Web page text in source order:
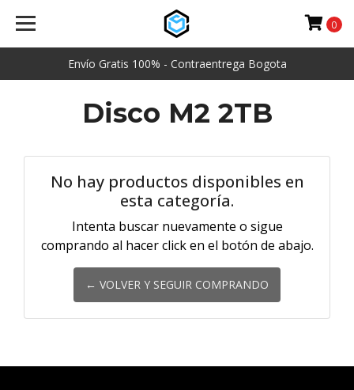
Envío Gratis 100% - Contraentrega Bogota
0
Disco M2 2TB
No hay productos disponibles en
esta categoría.
Intenta buscar nuevamente o sigue
comprando al hacer click en el botón de abajo.
← VOLVER Y SEGUIR COMPRANDO